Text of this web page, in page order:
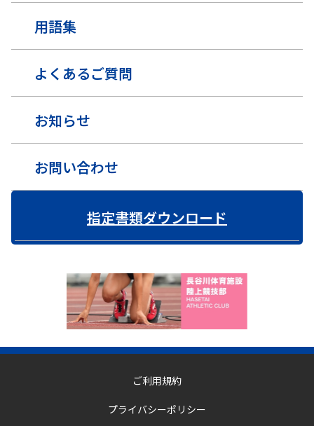
用語集
よくあるご質問
お知らせ
お問い合わせ
指定書類ダウンロード
ご利用規約
プライバシーポリシー